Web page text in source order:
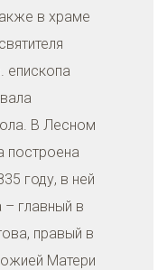
в храме
епископа
В Лесном
построена
году, в ней
главный в
правый в
Матери